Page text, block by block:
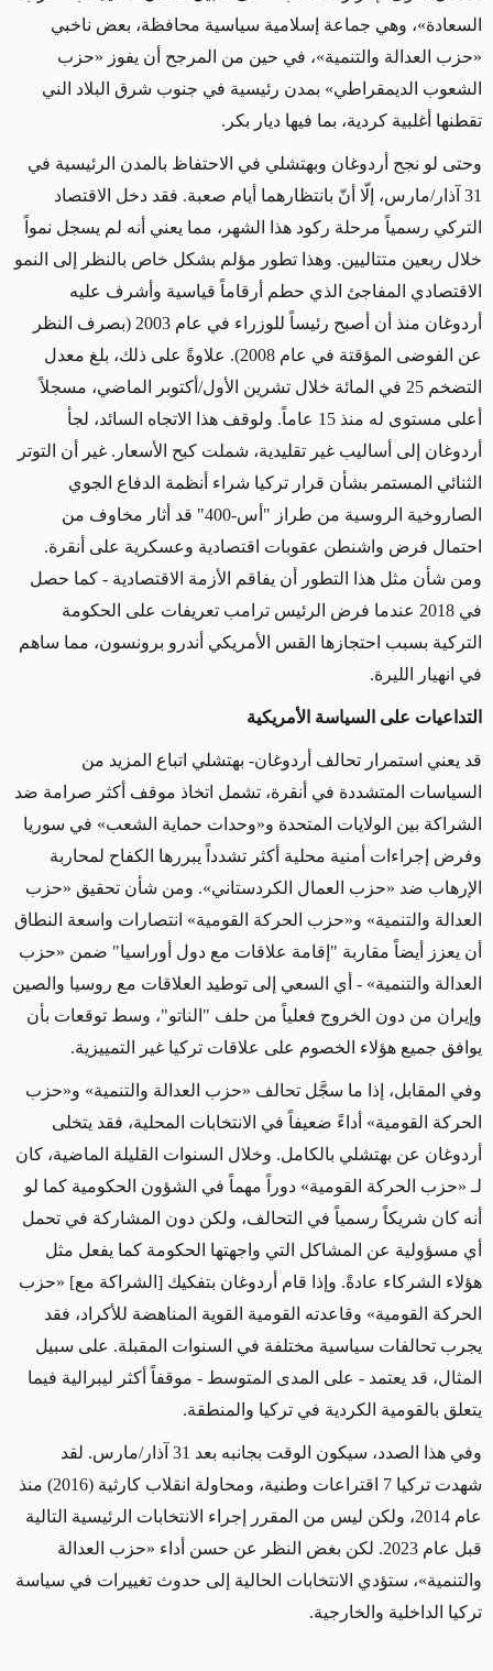
السعادة»، وهي جماعة إسلامية سياسية محافظة، بعض ناخبي
«حزب العدالة والتنمية»، في حين من المرجح أن يفوز «حزب
الشعوب الديمقراطي» بمدن رئيسية في جنوب شرق البلاد الني
تقطنها أغلبية كردية، بما فيها ديار بكر.
وحتى لو نجح أردوغان وبهتشلي في الاحتفاظ بالمدن الرئيسية في
31 آذار/مارس، إلّا أنّ بانتظارهما أيام صعبة. فقد دخل الاقتصاد
التركي رسمياً مرحلة ركود هذا الشهر، مما يعني أنه لم يسجل نمواً
خلال ربعين متتاليين. وهذا تطور مؤلم بشكل خاص بالنظر إلى النمو
الاقتصادي المفاجئ الذي حطم أرقاماً قياسية وأشرف عليه
أردوغان منذ أن أصبح رئيساً للوزراء في عام 2003 (بصرف النظر
عن الفوضى المؤقتة في عام 2008). علاوةً على ذلك، بلغ معدل
التضخم 25 في المائة خلال تشرين الأول/أكتوبر الماضي، مسجلاً
أعلى مستوى له منذ 15 عاماً. ولوقف هذا الاتجاه السائد، لجأ
أردوغان إلى أساليب غير تقليدية، شملت كبح الأسعار. غير أن التوتر
الثنائي المستمر بشأن قرار تركيا شراء أنظمة الدفاع الجوي
الصاروخية الروسية من طراز "أس-400" قد أثار مخاوف من
احتمال فرض واشنطن عقوبات اقتصادية وعسكرية على أنقرة.
ومن شأن مثل هذا التطور أن يفاقم الأزمة الاقتصادية - كما حصل
في 2018 عندما فرض الرئيس ترامب تعريفات على الحكومة
التركية بسبب احتجازها القس الأمريكي أندرو برونسون، مما ساهم
في انهيار الليرة.
التداعيات على السياسة الأمريكية
قد يعني استمرار تحالف أردوغان- بهتشلي اتباع المزيد من
السياسات المتشددة في أنقرة، تشمل اتخاذ موقف أكثر صرامة ضد
الشراكة بين الولايات المتحدة و«وحدات حماية الشعب» في سوريا
وفرض إجراءات أمنية محلية أكثر تشدداً يبررها الكفاح لمحاربة
الإرهاب ضد «حزب العمال الكردستاني». ومن شأن تحقيق «حزب
العدالة والتنمية» و«حزب الحركة القومية» انتصارات واسعة النطاق
أن يعزز أيضاً مقاربة "إقامة علاقات مع دول أوراسيا" ضمن «حزب
العدالة والتنمية» - أي السعي إلى توطيد العلاقات مع روسيا والصين
وإيران من دون الخروج فعلياً من حلف "الناتو"، وسط توقعات بأن
يوافق جميع هؤلاء الخصوم على علاقات تركيا غير التمييزية.
وفي المقابل، إذا ما سجَّل تحالف «حزب العدالة والتنمية» و«حزب
الحركة القومية» أداءً ضعيفاً في الانتخابات المحلية، فقد يتخلى
أردوغان عن بهتشلي بالكامل. وخلال السنوات القليلة الماضية، كان
لـ «حزب الحركة القومية» دوراً مهماً في الشؤون الحكومية كما لو
أنه كان شريكاً رسمياً في التحالف، ولكن دون المشاركة في تحمل
أي مسؤولية عن المشاكل التي واجهتها الحكومة كما يفعل مثل
هؤلاء الشركاء عادةً. وإذا قام أردوغان بتفكيك [الشراكة مع] «حزب
الحركة القومية» وقاعدته القومية القوية المناهضة للأكراد، فقد
يجرب تحالفات سياسية مختلفة في السنوات المقبلة. على سبيل
المثال، قد يعتمد - على المدى المتوسط - موقفاً أكثر ليبرالية فيما
يتعلق بالقومية الكردية في تركيا والمنطقة.
وفي هذا الصدد، سيكون الوقت بجانبه بعد 31 آذار/مارس. لقد
شهدت تركيا 7 اقتراعات وطنية، ومحاولة انقلاب كارثية (2016) منذ
عام 2014، ولكن ليس من المقرر إجراء الانتخابات الرئيسية التالية
قبل عام 2023. لكن بغض النظر عن حسن أداء «حزب العدالة
والتنمية»، ستؤدي الانتخابات الحالية إلى حدوث تغييرات في سياسة
تركيا الداخلية والخارجية.